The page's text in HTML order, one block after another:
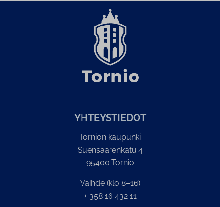
YH­TEYS­TIE­DOT
Tornion kaupunki
Suensaarenkatu 4
95400 Tornio
Vaihde (klo 8–16)
+ 358 16 432 11